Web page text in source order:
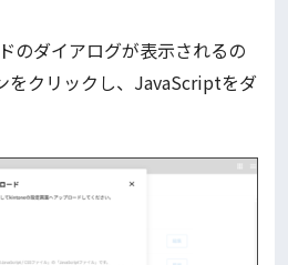
のダイアログが表示されるの
クリックし、JavaScriptをダ